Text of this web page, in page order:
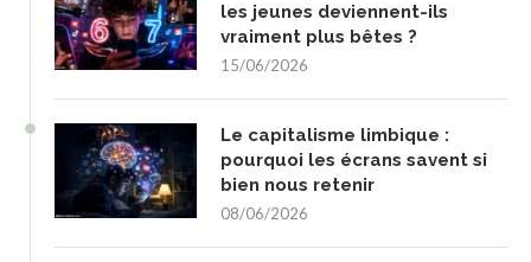
les jeunes deviennent-ils
vraiment plus bêtes ?
15/06/2026
Le capitalisme limbique :
pourquoi les écrans savent si
bien nous retenir
08/06/2026